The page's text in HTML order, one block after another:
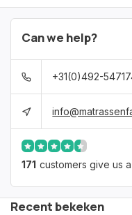
Can we help?
+31(0)492-
171 customers give us
Recent bekeken